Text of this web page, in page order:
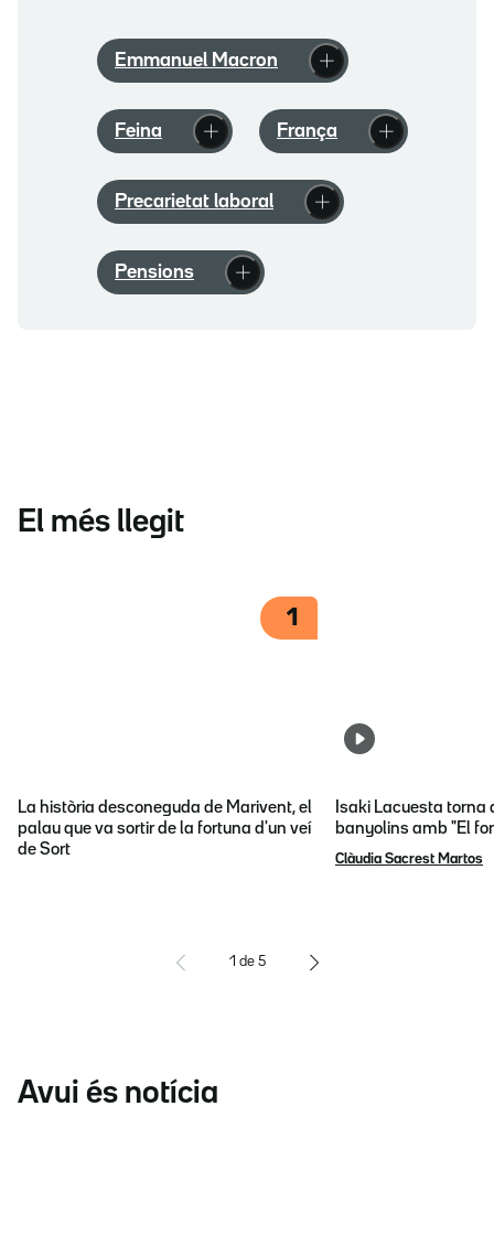
Emmanuel Macron
Feina França
Precarietat laboral
Pensions
El més llegit
1
La història desconeguda de Marivent, el
palau que va sortir de la fortuna d'un veí
de Sort
Isaki Lacuesta torna
banyolins amb "El
Clàudia Sacrest Martos
1 de 5
Avui és notícia